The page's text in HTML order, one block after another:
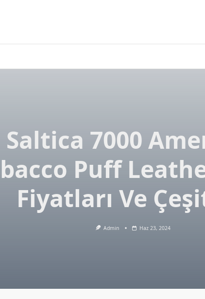
Saltica 7000
Puff
Fiyatları Ve
Admin Haz 23, 2024